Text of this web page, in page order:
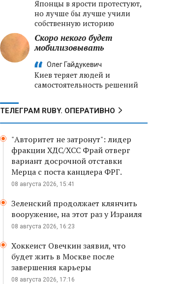
Японцы в ярости протестуют,
но лучше бы лучше учили
собственную историю
Скоро некого будет
мобилизовывать
Олег Гайдукевич
Киев теряет людей и
самостоятельность решений
ТЕЛЕГРАМ RUBY. ОПЕРАТИВНО
"Авторитет не затронут": лидер
фракции ХДС/ХСС Фрай отверг
вариант досрочной отставки
Мерца с поста канцлера ФРГ.
08 августа 2026, 15:41
Зеленский продолжает клянчить
вооружение, на этот раз у Израиля
08 августа 2026, 16:23
Хоккеист Овечкин заявил, что
будет жить в Москве после
завершения карьеры
08 августа 2026, 17:16